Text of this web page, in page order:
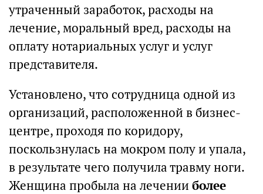
утраченный заработок, расходы на
лечение, моральный вред, расходы на
оплату нотариальных услуг и услуг
представителя.
Установлено, что сотрудница одной из
организаций, расположенной в бизнес-
центре, проходя по коридору,
поскользнулась на мокром полу и упала,
в результате чего получила травму ноги.
Женщина пробыла на лечении более